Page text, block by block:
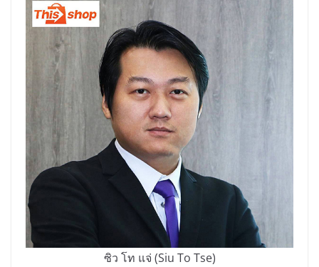
ซิว โท แจ่ (Siu To Tse)